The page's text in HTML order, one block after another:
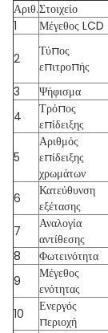
Αριθ.Στοιχείο
1
Μέγεθος LCD
2
Τύπος
επιτροπής
3 Ψήφισμα
4
Τρόπος
επίδειξης
5
Αριθμός
επίδειξης
χρωμάτων
6
Κατεύθυνση
εξέτασης
7
Αναλογία
αντίθεσης
8
Φωτεινότητα
9
Μέγεθος
ενότητας
10
Ενεργός
περιοχή